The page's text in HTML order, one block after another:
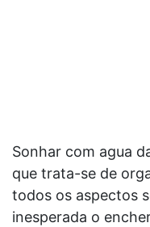
Sonhar com agua
que trata-se de
todos os aspectos
inesperada o